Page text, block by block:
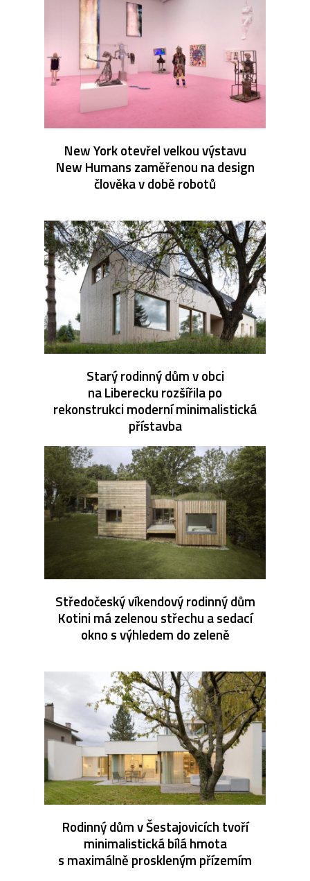
New York otevřel velkou výstavu
New Humans zaměřenou na design
člověka v době robotů
Starý rodinný dům v obci
na Liberecku rozšířila po
rekonstrukci moderní minimalistická
přístavba
Středočeský víkendový rodinný dům
Kotini má zelenou střechu a sedací
okno s výhledem do zeleně
Rodinný dům v Šestajovicích tvoří
minimalistická bílá hmota
s maximálně proskleným přízemím